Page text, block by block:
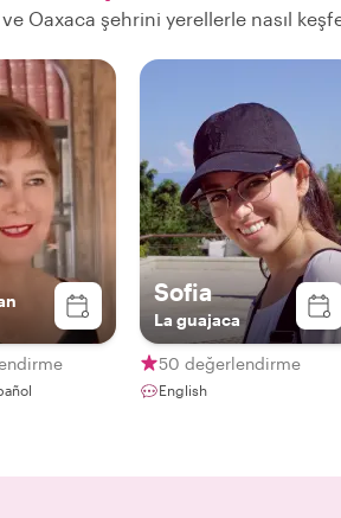
Oaxaca şehrini yerellerle nasıl
Sofia
La guajaca
50 değerlendirme
English